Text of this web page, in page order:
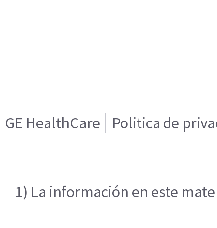
GE HealthCare Politica de
1) La información en este